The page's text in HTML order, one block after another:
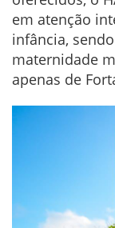
em atenção
infância,
maternidade
apenas de